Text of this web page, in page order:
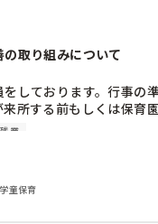
取り組みについて
しております。行事の
所する前もしくは保育
が基本と思いますが、準
年勤めている方が勤務開
おり、それが当たり前
じように早く行くことに
残業
童保育